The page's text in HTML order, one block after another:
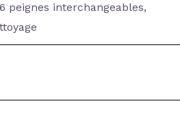
peignes interchangeables,